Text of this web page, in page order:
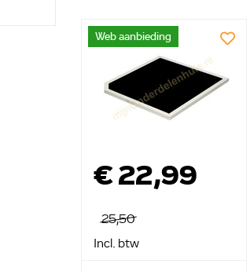
Web aanbieding
€ 22,99
25,50
Incl. btw